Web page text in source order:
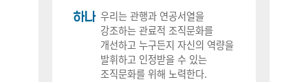
하나 우리는 관행과 연공서열을
강조하는 관료적 조직문화를
개선하고 누구든지 자신의 역량을
발휘하고 인정받을 수 있는
조직문화를 위해 노력한다.